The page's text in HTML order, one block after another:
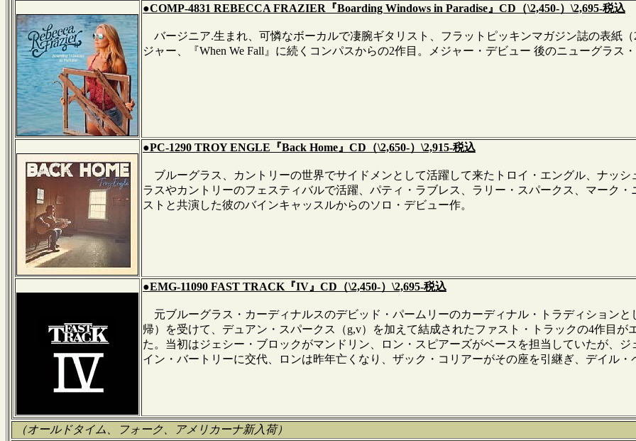
●COMP-4831 REBECCA FRAZIER『Boarding Windows in Paradise』CD（\2,450-）\2,695-税込
バージニア.生まれ、可憐なボーカルで凄腕ギタリスト、フラットピッキンマガジン誌の表紙
ジャー、『When We Fall』に続くコンパスからの2作目。メジャー・デビュー 後のニューグラス
●PC-1290 TROY ENGLE『Back Home』CD（\2,650-）\2,915-税込
ブルーグラス、カントリーの世界でサイドメンとして活躍して来たトロイ・エングル、ナッ
ラスやカントリーのフェスティバルで活躍、パティ・ラブレス、ラリー・スパークス、マーク
ストと共演した彼のバインキャッスルからのソロ・デビュー作。
●EMG-11090 FAST TRACK『IV』CD（\2,450-）\2,695-税込
元ブルーグラス・カーディナルスのデビッド・パームリーのカーディナル・トラディション
帰）を受けて、デュアン・スパークス（g,v）を加えて結成されたファスト・トラックの4作目
た。当初はジェシー・ブロックがマンドリン、ロン・スピアーズがベースを担当していたが、
イン・バートリーに交代、ロンは昨年亡くなり、ザック・コリアーがその座を引継ぎ、デイル・
（オールドタイム、フォーク、アメリカーナ新入荷）